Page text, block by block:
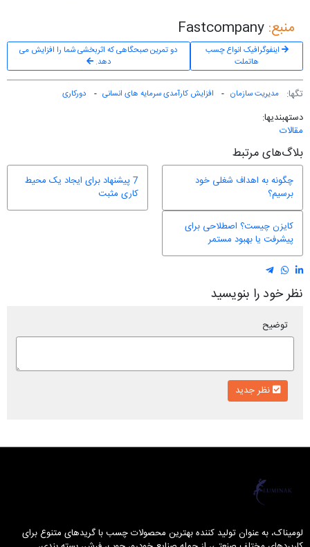
منبع:
اینفوگرافیک انواع چسب
هاتملت
دو تمرین صبحگاهی که اثربخشی شما را افزایش می
دهد.
تگ‎ها: مدیریت سازمان افزایش کارآمدی سرمایه های انسانی دورکاری
دسته‎بندی‎ها:
مقالات
بلاگ‌های مرتبط
چگونه به اهداف شغلی خود
برسیم؟
7 پیشنهاد برای ایجاد یک محیط
کاری مثبت
کایزن چیست؟ اصطلاحی برای
پیشرفت یا بهبود مستمر
نظر خود را بنویسید
توضیح
نظر جدید
لومیناک، به عنوان تولید کننده بهترین محصولات چسب با گریدهای متنوع برای